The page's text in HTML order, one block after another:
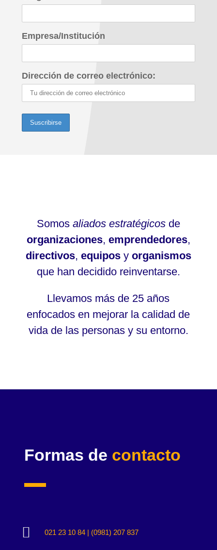
Empresa/Institución
Dirección de correo electrónico:
Somos aliados estratégicosde
organizaciones, emprendedores,
directivos, equiposy organismos
que han decidido reinventarse.
Llevamos más de 25 años
enfocados en mejorar la calidad de
vida de las personas y su entorno.
Formas de contacto
 021 23 10 84 | (0981) 207 837